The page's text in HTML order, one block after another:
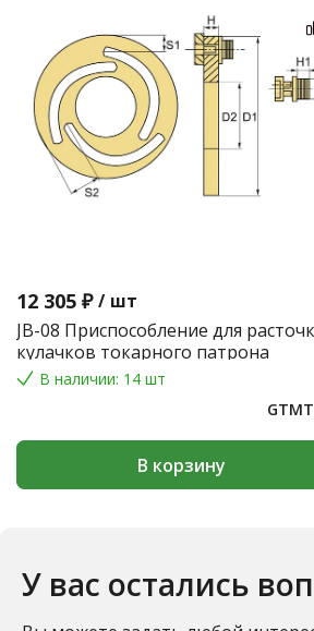
12 305 ₽ / шт
JB-08 Приспособление для
кулачков токарного патрона
В наличии: 14 шт
В корзину
У вас остались